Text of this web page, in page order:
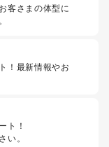
客さまの体型に
！最新情報やお
ト！
い。